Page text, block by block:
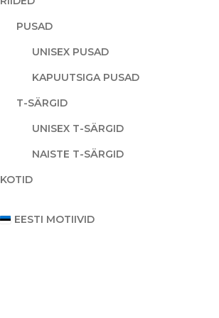
PUSAD
UNISEX PUSAD
KAPUUTSIGA PUSAD
T-SÄRGID
UNISEX T-SÄRGID
NAISTE T-SÄRGID
KOTID
EESTI MOTIIVID